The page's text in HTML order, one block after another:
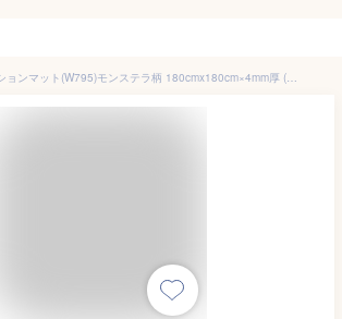
プール用クッションマット(W795)モンステラ柄 180cmx180cm×4mm厚 (プール マット 下に キッズマット プールマット プレイマット クッション おしゃれ プールシート レジャーシート アウトドア キッズ用マット キッズマット ゲームマット プール保護マット プール用マット プール下マット)